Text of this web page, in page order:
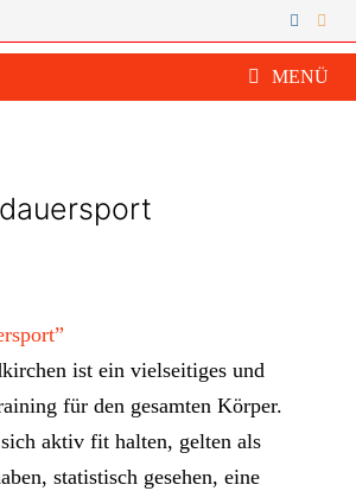
MENÜ
ist ein vielseitiges und
für den gesamten Körper.
aktiv fit halten, gelten als
statistisch gesehen, eine